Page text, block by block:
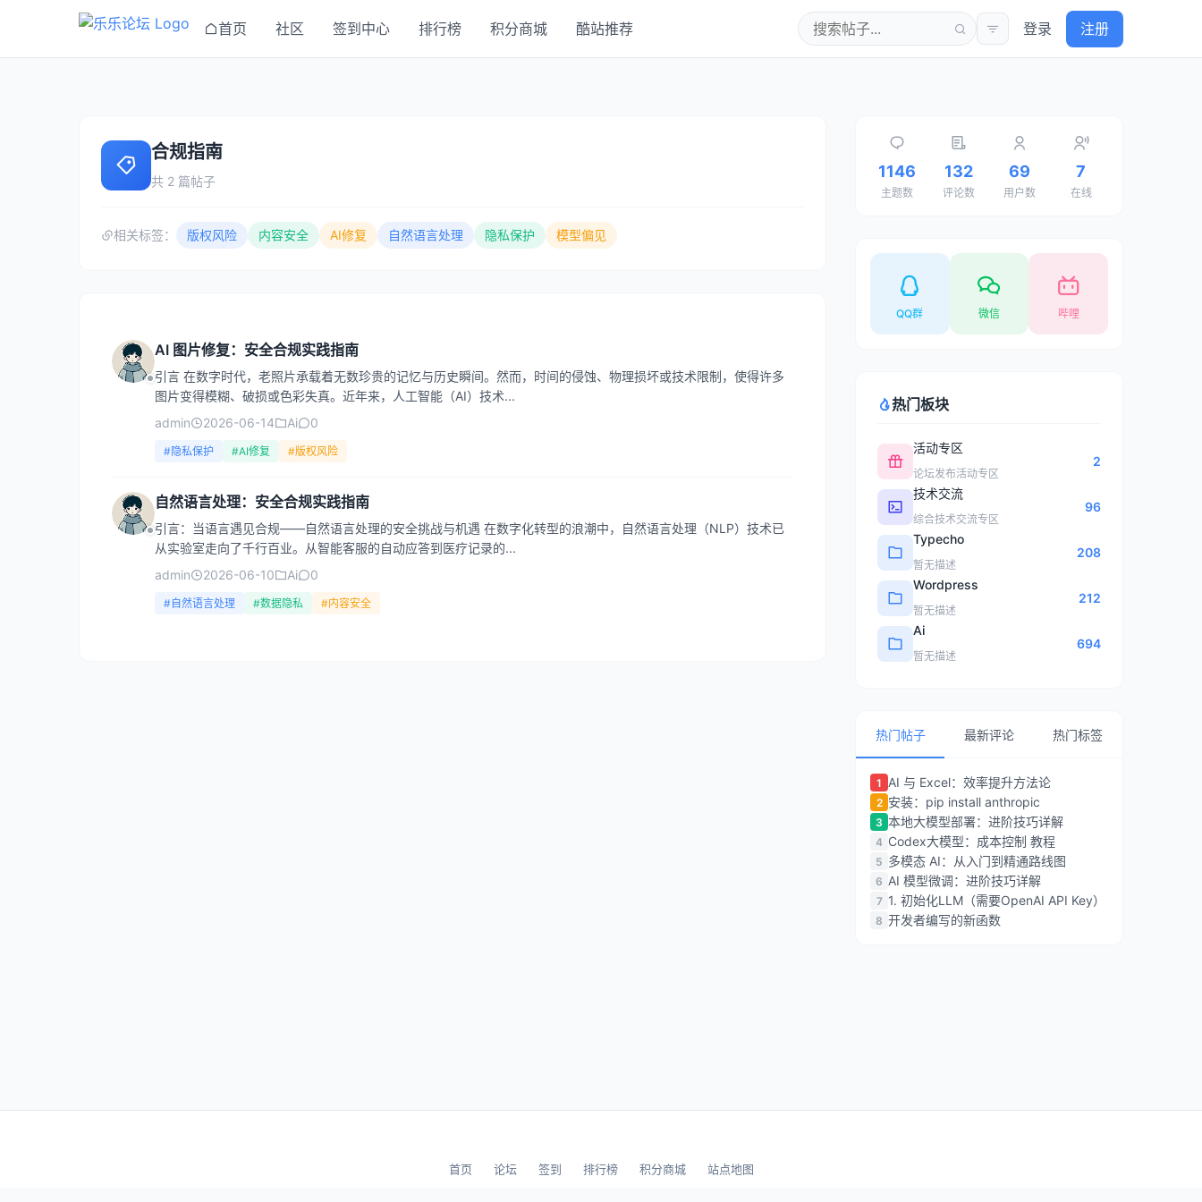
首页 社区 签到中心 排行榜 积分商城 酷站推荐 登录 注册
合规指南
共 2 篇帖子
相关标签： 版权风险 内容安全 AI修复 自然语言处理 隐私保护 模型偏见
AI 图片修复：安全合规实践指南
引言 在数字时代，老照片承载着无数珍贵的记忆与历史瞬间。然而，时间的侵蚀、物理损坏或技术限制，使得许多
图片变得模糊、破损或色彩失真。近年来，人工智能（AI）技术...
admin
2026-06-14 Ai 0
#隐私保护 #AI修复 #版权风险
自然语言处理：安全合规实践指南
引言：当语言遇见合规——自然语言处理的安全挑战与机遇 在数字化转型的浪潮中，自然语言处理（NLP）技术已
从实验室走向了千行百业。从智能客服的自动应答到医疗记录的...
admin
2026-06-10 Ai 0
#自然语言处理 #数据隐私 #内容安全
1146
主题数
132
评论数
69
用户数
7
在线
QQ群 微信 哔哩
热门板块
活动专区
论坛发布活动专区
2
技术交流
综合技术交流专区
96
Typecho
暂无描述
208
Wordpress
暂无描述
212
Ai
暂无描述
694
热门帖子 最新评论 热门标签
1 AI 与 Excel：效率提升方法论
2 安装：pip install anthropic
3 本地大模型部署：进阶技巧详解
4 Codex大模型：成本控制 教程
5 多模态 AI：从入门到精通路线图
6 AI 模型微调：进阶技巧详解
7 1. 初始化LLM（需要OpenAI API Key）
8 开发者编写的新函数
首页 论坛 签到 排行榜 积分商城 站点地图